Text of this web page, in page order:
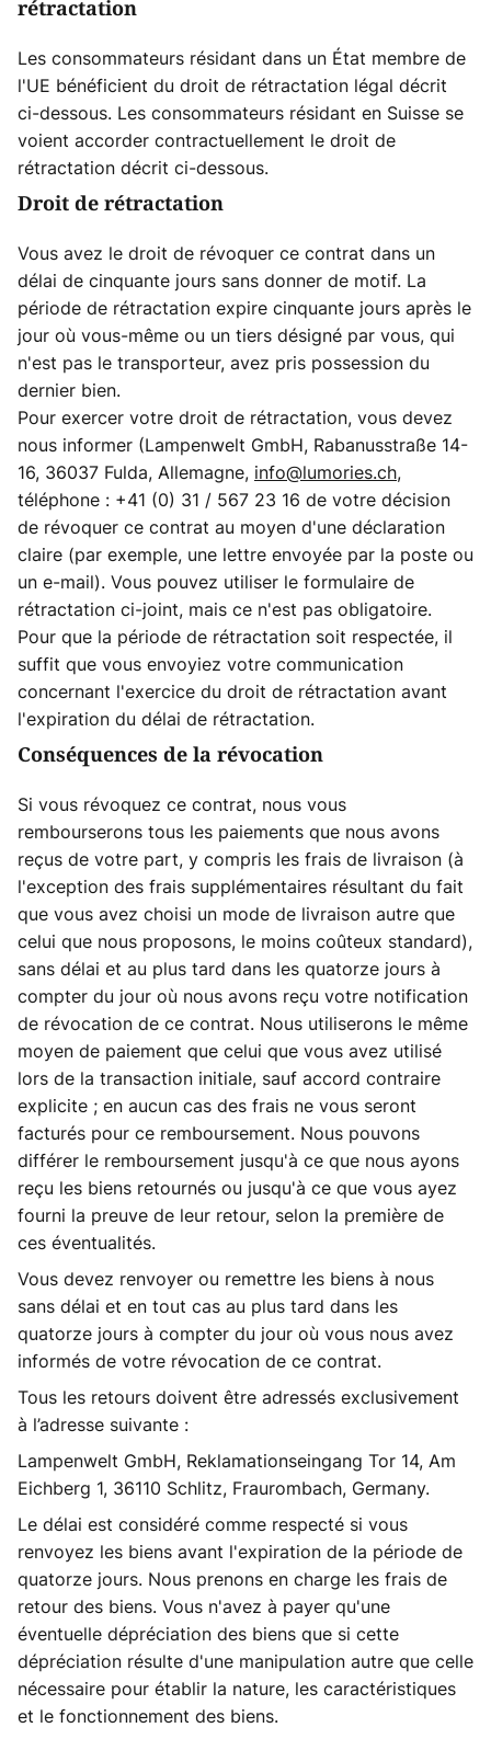
rétractation
Les consommateurs résidant dans un État membre de
l'UE bénéficient du droit de rétractation légal décrit
ci-dessous. Les consommateurs résidant en Suisse se
voient accorder contractuellement le droit de
rétractation décrit ci-dessous.
Droit de rétractation
Vous avez le droit de révoquer ce contrat dans un
délai de cinquante jours sans donner de motif. La
période de rétractation expire cinquante jours après le
jour où vous-même ou un tiers désigné par vous, qui
n'est pas le transporteur, avez pris possession du
dernier bien.
Pour exercer votre droit de rétractation, vous devez
nous informer (Lampenwelt GmbH, Rabanusstraße 14-
16, 36037 Fulda, Allemagne, info@lumories.ch,
téléphone : +41 (0) 31 / 567 23 16 de votre décision
de révoquer ce contrat au moyen d'une déclaration
claire (par exemple, une lettre envoyée par la poste ou
un e-mail). Vous pouvez utiliser le formulaire de
rétractation ci-joint, mais ce n'est pas obligatoire.
Pour que la période de rétractation soit respectée, il
suffit que vous envoyiez votre communication
concernant l'exercice du droit de rétractation avant
l'expiration du délai de rétractation.
Conséquences de la révocation
Si vous révoquez ce contrat, nous vous
rembourserons tous les paiements que nous avons
reçus de votre part, y compris les frais de livraison (à
l'exception des frais supplémentaires résultant du fait
que vous avez choisi un mode de livraison autre que
celui que nous proposons, le moins coûteux standard),
sans délai et au plus tard dans les quatorze jours à
compter du jour où nous avons reçu votre notification
de révocation de ce contrat. Nous utiliserons le même
moyen de paiement que celui que vous avez utilisé
lors de la transaction initiale, sauf accord contraire
explicite ; en aucun cas des frais ne vous seront
facturés pour ce remboursement. Nous pouvons
différer le remboursement jusqu'à ce que nous ayons
reçu les biens retournés ou jusqu'à ce que vous ayez
fourni la preuve de leur retour, selon la première de
ces éventualités.
Vous devez renvoyer ou remettre les biens à nous
sans délai et en tout cas au plus tard dans les
quatorze jours à compter du jour où vous nous avez
informés de votre révocation de ce contrat.
Tous les retours doivent être adressés exclusivement
à l’adresse suivante :
Lampenwelt GmbH, Reklamationseingang Tor 14, Am
Eichberg 1, 36110 Schlitz, Fraurombach, Germany.
Le délai est considéré comme respecté si vous
renvoyez les biens avant l'expiration de la période de
quatorze jours. Nous prenons en charge les frais de
retour des biens. Vous n'avez à payer qu'une
éventuelle dépréciation des biens que si cette
dépréciation résulte d'une manipulation autre que celle
nécessaire pour établir la nature, les caractéristiques
et le fonctionnement des biens.